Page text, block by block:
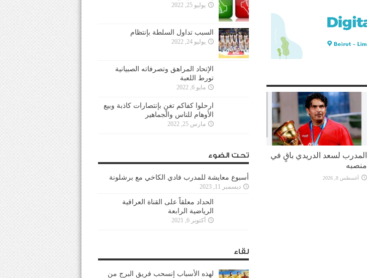
المدرب لسعد الدريدي باقٍ في
منصبه
أغسطس 8, 2026
يوليو 25, 2022
السبب تداول السلطة بإنتظام
يوليو 24, 2022
الإتحاد المراهق وتصرفاته الصبيانية
تورط اللعبة
مايو 6, 2022
ارحلوا كفاكم تغنٍ بإنتصارات كاذبة وبيع
الأوهام للناس والجماهير
مارس 25, 2022
تحت الضوء
أسبوع معايشة للمدرب فادي الكاخي مع برشلونة
ديسمبر 11, 2023
الحداد معلقاً على القناة العراقية
الرياضية الرابعة
أكتوبر 6, 2021
لقاء
لهذه الأسباب إنسحب فريق البرج من